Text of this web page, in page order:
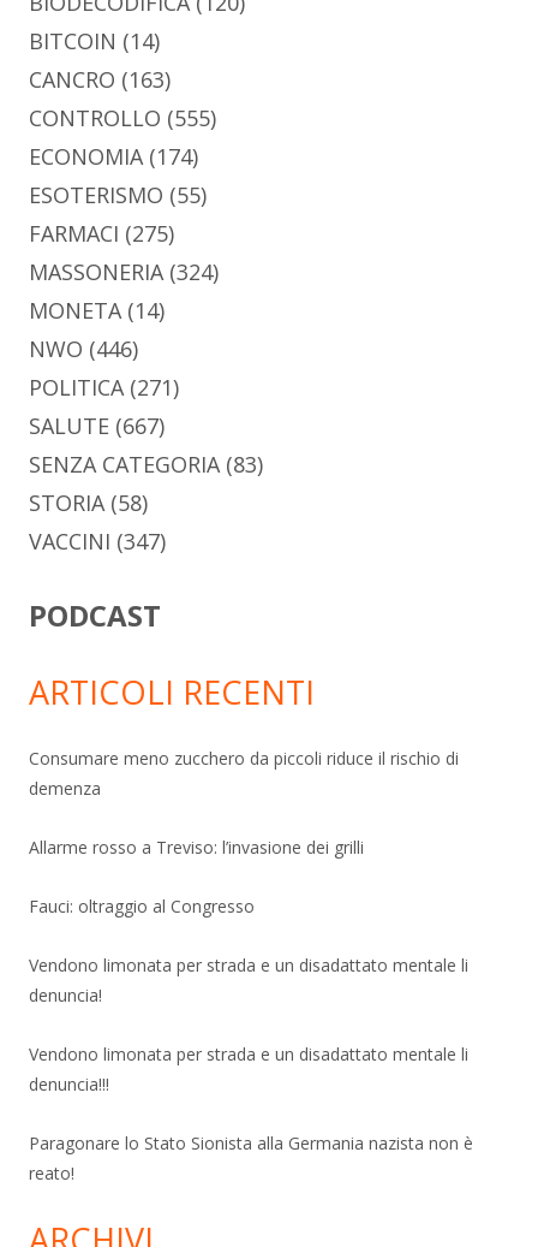
BITCOIN (14)
CANCRO (163)
CONTROLLO (555)
ECONOMIA(174)
ESOTERISMO (55)
FARMACI (275)
MASSONERIA(324)
MONETA(14)
NWO (446)
POLITICA(271)
SALUTE (667)
SENZA CATEGORIA(83)
STORIA(58)
VACCINI (347)
PODCAST
ARTICOLI RECENTI
Consumare meno zucchero da piccoli riduce il rischio di
demenza
Allarme rosso a Treviso: l’invasione dei grilli
Fauci: oltraggio al Congresso
Vendono limonata per strada e un disadattato mentale li
denuncia!
Vendono limonata per strada e un disadattato mentale li
denuncia!!!
Paragonare lo Stato Sionista alla Germania nazista non è
reato!